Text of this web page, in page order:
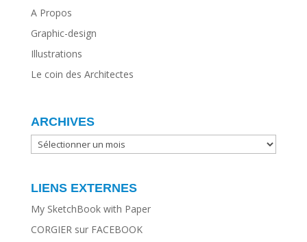
A Propos
Graphic-design
Illustrations
Le coin des Architectes
ARCHIVES
ARCHIVES
LIENS EXTERNES
My SketchBook with Paper
CORGIER sur FACEBOOK